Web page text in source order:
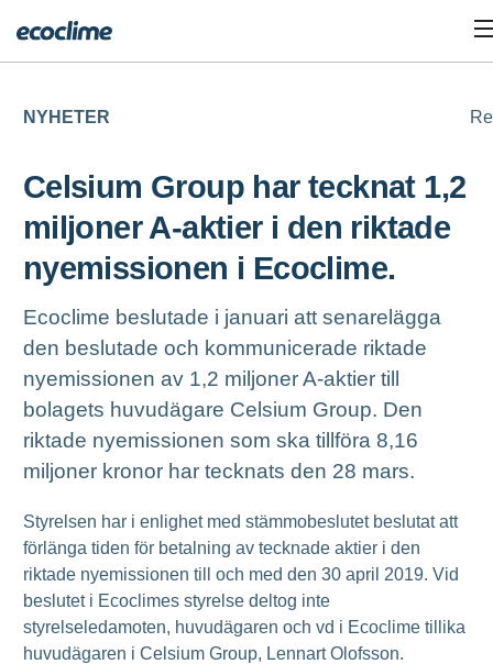
NYHETER
Celsium Group har tecknat 1,2
miljoner A-aktier i den riktade
nyemissionen i Ecoclime.
Ecoclime beslutade i januari att senarelägga
den beslutade och kommunicerade riktade
nyemissionen av 1,2 miljoner A-aktier till
bolagets huvudägare Celsium Group. Den
riktade nyemissionen som ska tillföra 8,16
miljoner kronor har tecknats den 28 mars.
Styrelsen har i enlighet med stämmobeslutet beslutat att
förlänga tiden för betalning av tecknade aktier i den
riktade nyemissionen till och med den 30 april 2019. Vid
beslutet i Ecoclimes styrelse deltog inte
styrelseledamoten, huvudägaren och vd i Ecoclime tillika
huvudägaren i Celsium Group, Lennart Olofsson.